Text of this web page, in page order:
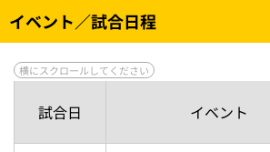
イベント／試合日程
試合日 イベント